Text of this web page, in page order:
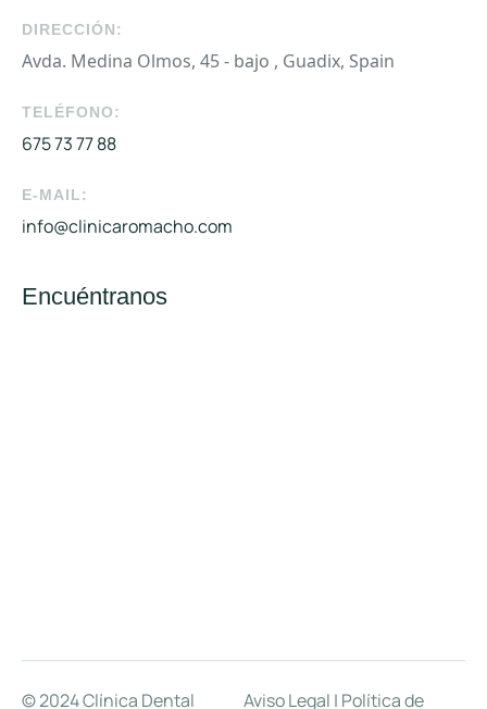
DIRECCIÓN:
Avda. Medina Olmos, 45 - bajo , Guadix, Spain
TELÉFONO:
675 73 77 88
E-MAIL:
info@clinicaromacho.com
Encuéntranos
© 2024 Clínica Dental Aviso Legal | Política de